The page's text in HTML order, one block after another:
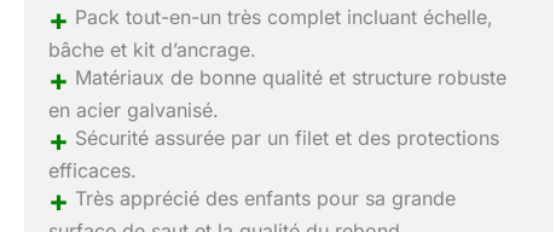
+ Pack tout-en-un très complet incluant échelle,
bâche et kit d’ancrage.
+ Matériaux de bonne qualité et structure robuste
en acier galvanisé.
+ Sécurité assurée par un filet et des protections
efficaces.
+ Très apprécié des enfants pour sa grande